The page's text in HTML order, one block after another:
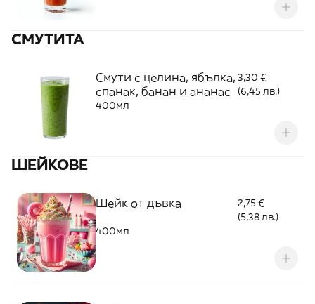
СМУТИТА
Смути с целина, ябълка,
спанак, банан и ананас
3,30 €
(6,45 лв.)
400мл
ШЕЙКОВЕ
Шейк от дъвка
2,75 €
(5,38 лв.)
400мл